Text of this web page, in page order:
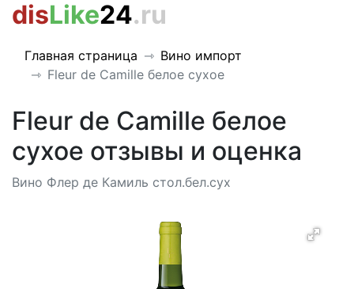
disLike24.ru
Главная страница
Вино импорт
Fleur de Camille белое сухое
Fleur de Camille белое
сухое отзывы и оценка
Вино Флер де Камиль стол.бел.сух